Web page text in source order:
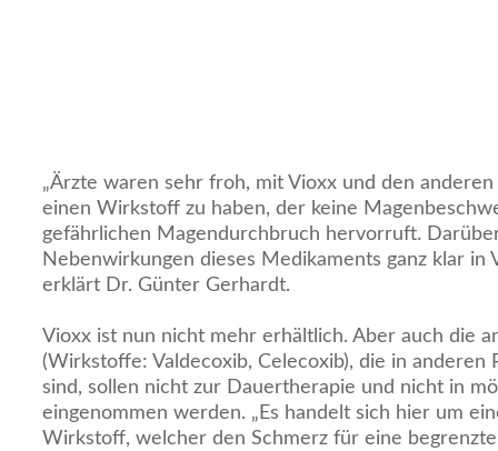
„Ärzte waren sehr froh, mit Vioxx und den
einen Wirkstoff zu haben, der keine
gefährlichen Magendurchbruch hervorruft.
Nebenwirkungen dieses Medikaments ganz klar in
erklärt Dr. Günter Gerhardt.
Vioxx ist nun nicht mehr erhältlich. Aber auch die
(Wirkstoffe: Valdecoxib, Celecoxib), die in anderen
sind, sollen nicht zur Dauertherapie und nicht in
eingenommen werden. „Es handelt sich hier um
Wirkstoff, welcher den Schmerz für eine